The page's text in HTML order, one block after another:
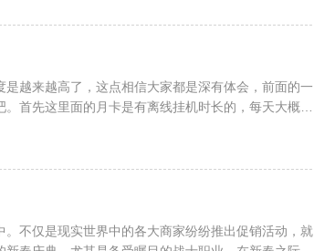
越来越高了，这点相信大家都是深有体会，前面的一
首先这里面的月卡是有离线挂机时长的，每天大概12
小号的
不仅是现实世界中的各大商家纷纷推出促销活动，就